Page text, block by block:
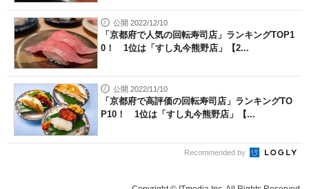
公開 2022/12/10
「京都府で人気の回転寿司店」ランキングTOP1
0！ 1位は「すし丸今熊野店」【2...
公開 2022/11/10
「京都府で高評価の回転寿司店」ランキングTO
P10！ 1位は「すし丸今熊野店」【...
Recommended by